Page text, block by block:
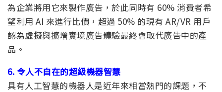
為企業將用它來製作廣告，於此同時有 60% 消費者希
望利用 AI 來進行比價，超過 50% 的現有 AR/VR 用戶
認為虛擬與擴增實境廣告體驗最終會取代廣告中的產
品。
6. 令人不自在的超級機器智慧
具有人工智慧的機器人是近年來相當熱門的課題，不